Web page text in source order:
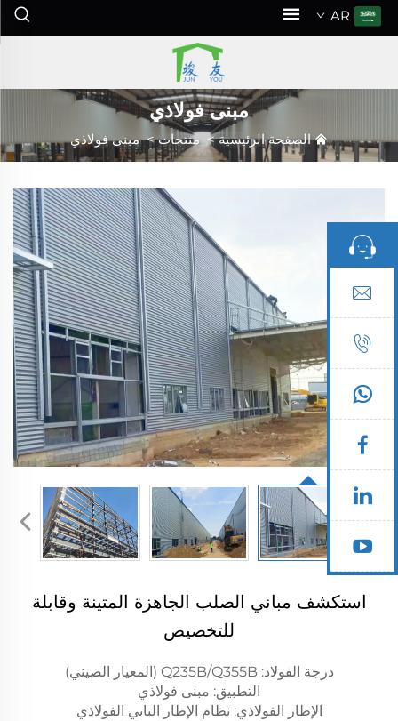
AR
مبنى فولاذي
الصفحة الرئيسية>منتجات>مبنى فولاذي
استكشف مباني الصلب الجاهزة المتينة وقابلة
للتخصيص
درجة الفولاذ: Q235B/Q355B (المعيار الصيني)
التطبيق: مبنى فولاذي
الإطار الفولاذي: نظام الإطار البابي الفولاذي